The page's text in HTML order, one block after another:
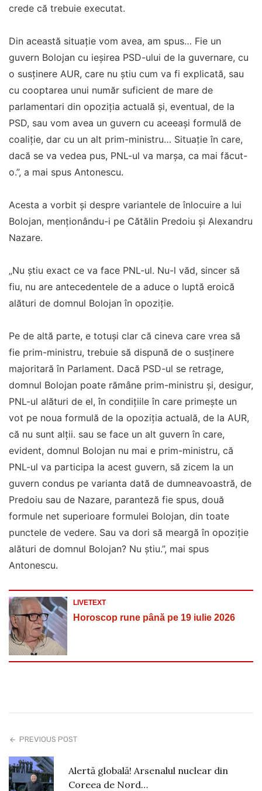
crede că trebuie executat.
Din această situație vom avea, am spus… Fie un
guvern Bolojan cu ieșirea PSD-ului de la guvernare, cu
o susținere AUR, care nu știu cum va fi explicată, sau
cu cooptarea unui număr suficient de mare de
parlamentari din opoziția actuală și, eventual, de la
PSD, sau vom avea un guvern cu aceeași formulă de
coaliție, dar cu un alt prim-ministru… Situație în care,
dacă se va vedea pus, PNL-ul va marșa, ca mai făcut-
o.”, a mai spus Antonescu.
Acesta a vorbit și despre variantele de înlocuire a lui
Bolojan, menționându-i pe Cătălin Predoiu și Alexandru
Nazare.
„Nu știu exact ce va face PNL-ul. Nu-l văd, sincer să
fiu, nu are antecedentele de a aduce o luptă eroică
alături de domnul Bolojan în opoziție.
Pe de altă parte, e totuși clar că cineva care vrea să
fie prim-ministru, trebuie să dispună de o susținere
majoritară în Parlament. Dacă PSD-ul se retrage,
domnul Bolojan poate rămâne prim-ministru și, desigur,
PNL-ul alături de el, în condițiile în care primește un
vot pe noua formulă de la opoziția actuală, de la AUR,
că nu sunt alții. sau se face un alt guvern în care,
evident, domnul Bolojan nu mai e prim-ministru, că
PNL-ul va participa la acest guvern, să zicem la un
guvern condus pe varianta dată de dumneavoastră, de
Predoiu sau de Nazare, paranteză fie spus, două
formule net superioare formulei Bolojan, din toate
punctele de vedere. Sau va dori să meargă în opoziție
alături de domnul Bolojan? Nu știu.”, mai spus
Antonescu.
LIVETEXT
Horoscop rune până pe 19 iulie 2026
PREVIOUS POST
Alertă globală! Arsenalul nuclear din
Coreea de Nord…